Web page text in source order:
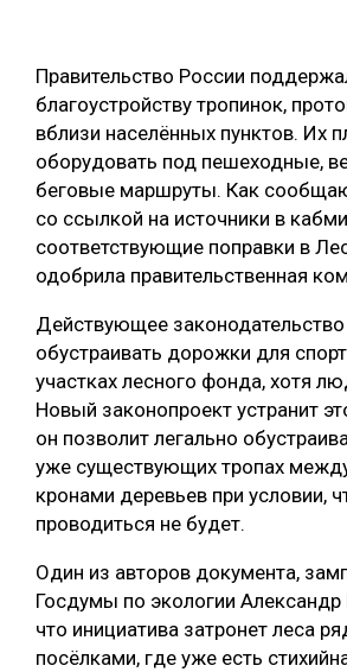
ЛЕСОВОССТАНОВЛЕНИЕ И ЗАЩИТА
ЛОГИСТИКА
ПРОИЗВОДСТВО ДРЕВЕСНЫХ ПЛИТ
ЦБП
КОМПЛЕКСНАЯ ПЕРЕРАБОТКА
ЛЕСОПИЛЕНИЕ
ДЕРЕВЯННОЕ ДОМОСТРОЕНИЕ
БЕЗОПАСНОЕ ПРОИЗВОДСТВО
СУШКА ДРЕВЕСИНЫ
ТЕМАТИЧЕСКИЕ ПРОЕКТЫ
ПОДБОРКИ СТАТЕЙ
Правительство России
благоустройству тропинок,
вблизи населённых пунктов. Их
оборудовать под пешеходные,
беговые маршруты. Как
со ссылкой на источники в
соответствующие поправки в
одобрила правительственная
Действующее
обустраивать дорожки для
участках лесного фонда, хотя
Новый законопроект устранит
он позволит легально
уже существующих тропах
кронами деревьев при условии,
проводиться не будет.
Один из авторов документа,
Госдумы по экологии Александр
что инициатива затронет леса
посёлками, где уже есть